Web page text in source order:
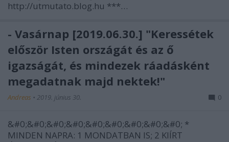
http://utmutato.blog.hu ***…
- Vasárnap [2019.06.30.] "Keressétek
először Isten országát és az ő
igazságát, és mindezek ráadásként
megadatnak majd nektek!"
Andreas • 2019. június 30. 0
&#0;&#0;&#0;&#0;&#0;&#0;&#0;&#0;&#0; *
MINDEN NAPRA: 1 MONDATBAN IS; 2 KIÍRT